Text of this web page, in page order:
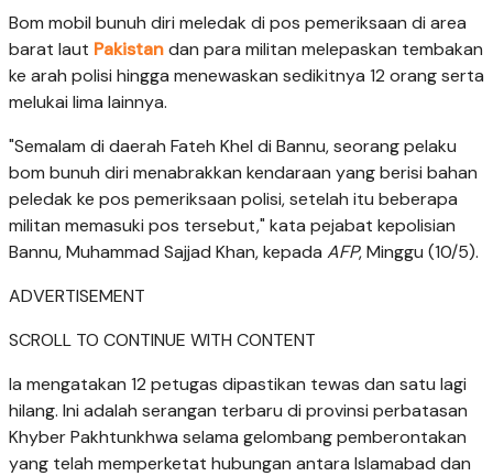
Bom mobil bunuh diri meledak di pos pemeriksaan di area
barat laut Pakistandan para militan melepaskan tembakan
ke arah polisi hingga menewaskan sedikitnya 12 orang serta
melukai lima lainnya.
"Semalam di daerah Fateh Khel di Bannu, seorang pelaku
bom bunuh diri menabrakkan kendaraan yang berisi bahan
peledak ke pos pemeriksaan polisi, setelah itu beberapa
militan memasuki pos tersebut," kata pejabat kepolisian
Bannu, Muhammad Sajjad Khan, kepada AFP, Minggu (10/5).
ADVERTISEMENT
SCROLL TO CONTINUE WITH CONTENT
Ia mengatakan 12 petugas dipastikan tewas dan satu lagi
hilang. Ini adalah serangan terbaru di provinsi perbatasan
Khyber Pakhtunkhwa selama gelombang pemberontakan
yang telah memperketat hubungan antara Islamabad dan